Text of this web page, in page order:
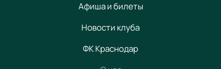
Афиша и билеты
Новости клуба
ФК Краснодар